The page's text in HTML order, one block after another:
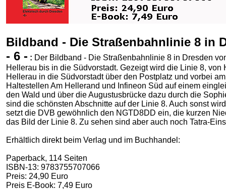
Bildband - Die Straßenbahnlinie 8 in
- 6 - : Der Bildband - Die Straßenbahnlinie 8 in Dresden
Hellerau bis in die Südvorstadt. Gezeigt wird die Linie 8,
Hellerau in die Südvorstadt über den Postplatz und vorbei
Haltestellen Am Hellerand und Infineon Süd auf einem
den Wald und über die Augustusbrücke dazu durch die
sind die schönsten Abschnitte auf der Linie 8. Auch sonst
setzt die DVB gewöhnlich den NGTD8DD ein, die kurzen
das Bild der Linie 8. Zu sehen sind aber auch noch Tatra-
Erhältlich direkt beim Verlag und im Buchhandel:
Paperback, 114 Seiten
ISBN-13: 9783755707066
Preis: 24,90 Euro
Preis E-Book: 7,49 Euro